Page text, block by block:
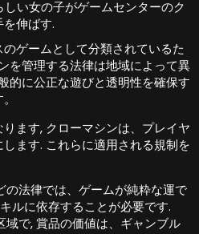
ゲームとして分類されているた
を管理する法律は地域によって異
的に公正な遊びと透明性を確保す
ます, クローマシンは、プレイヤ
ます. これらに適用される規制を
の法律では、ゲームが純粋な運で
ルに依存することが必要です.
域で, 賞品の価値は、ギャンブル